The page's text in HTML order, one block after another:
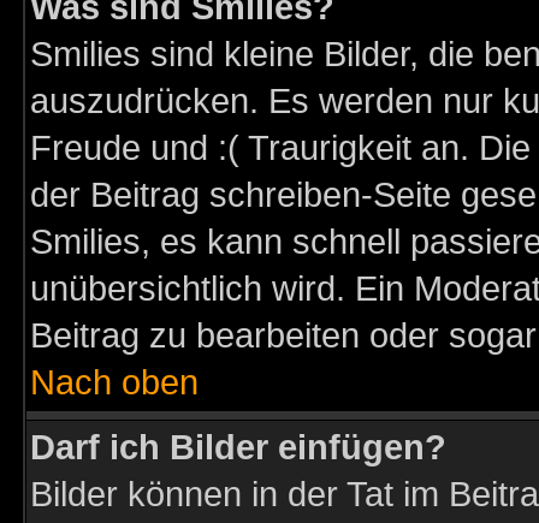
Smilies sind kleine Bilder, die
auszudrücken. Es werden nur
Freude und :( Traurigkeit an.
der Beitrag schreiben-Seite
Smilies, es kann schnell
unübersichtlich wird. Ein
Beitrag zu bearbeiten oder
Nach oben
Darf ich Bilder einfügen?
Bilder können in der Tat im